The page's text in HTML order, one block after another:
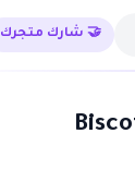
🤝 شارك متجرك